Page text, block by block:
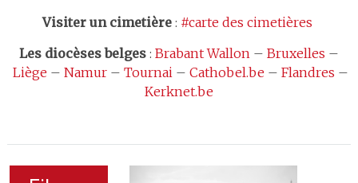
Visiter un cimetière: #carte des cimetières
Les diocèses belges: Brabant Wallon– Bruxelles –
Liège – Namur– Tournai– Cathobel.be – Flandres –
Kerknet.be